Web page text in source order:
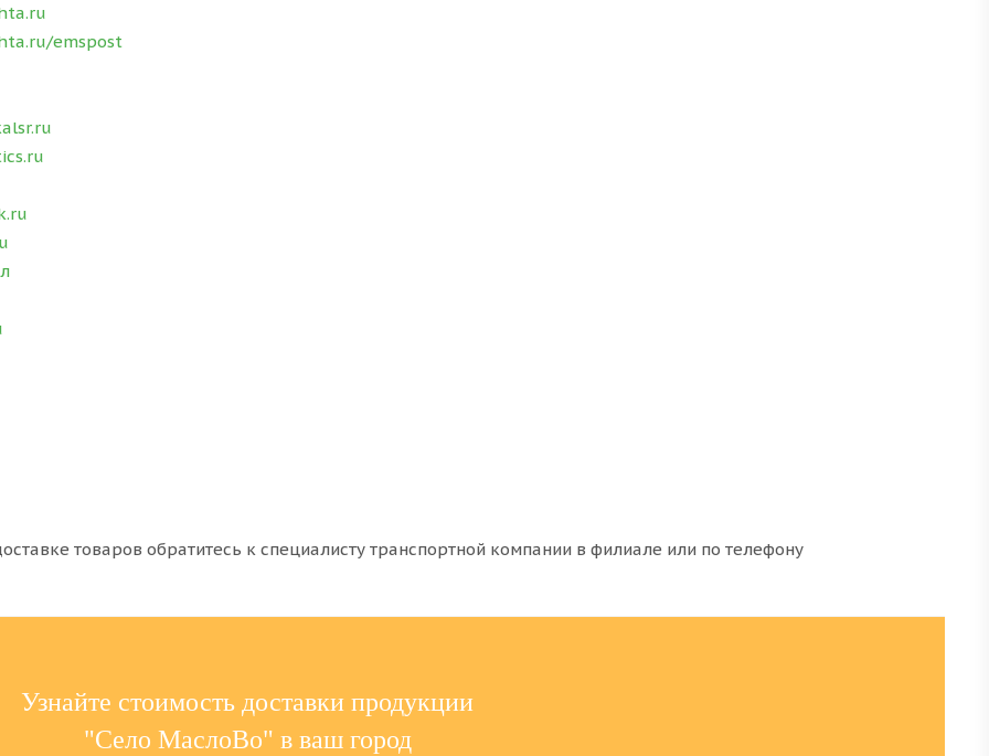
emspost
товаров обратитесь к специалисту транспортной компании в филиале или по телефону
Узнайте стоимость доставки продукции
"Село МаслоВо" в ваш город